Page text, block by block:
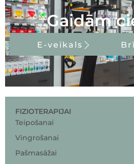
Gaidām
E-veikals
FIZIOTERAPIJAI
Teipošanai
Vingrošanai
Pašmasāžai